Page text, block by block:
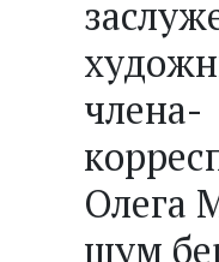
члена-
Олега
шум